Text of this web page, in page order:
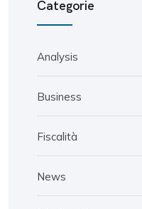
Categorie
Analysis
Business
Fiscalità
News